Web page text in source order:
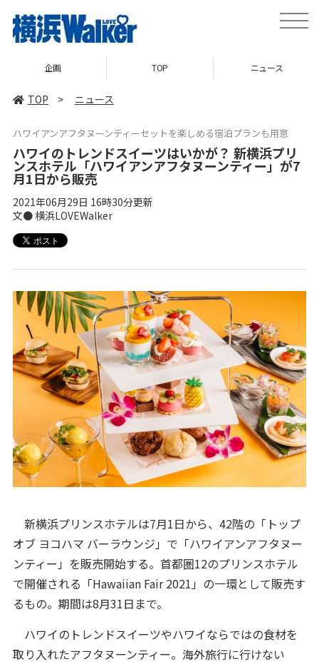
toggle
TOP ニュース コラム
TOP > ニュース
ハワイアンアフタヌーンティーセットを楽しめる宿泊プランも用意
ハワイのトレンドスイーツはいかが？ 新横浜プリ
ンスホテル「ハワイアンアフタヌーンティー」が7
月1日から販売
2021年06月29日 16時30分更新
文● 横浜LOVEWalker
新横浜プリンスホテルは7月1日から、42階の「トップ
オブ ヨコハマ バーラウンジ」で「ハワイアンアフタヌー
ンティー」を販売開始する。首都圏12のプリンスホテル
で開催される「Hawaiian Fair 2021」の一環として販売す
るもの。期間は8月31日まで。
ハワイのトレンドスイーツやハワイならではの食材を
取り入れたアフタヌーンティー。海外旅行に行けない